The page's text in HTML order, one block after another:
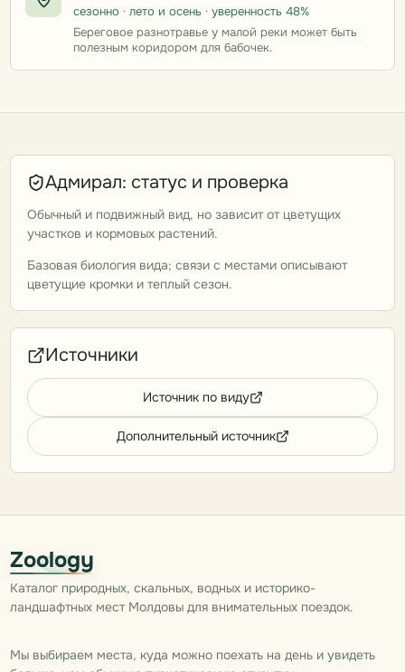
сезонно · лето и осень · уверенность 48%
Береговое разнотравье у малой реки может быть
полезным коридором для бабочек.
Адмирал: статус и проверка
Обычный и подвижный вид, но зависит от цветущих
участков и кормовых растений.
Базовая биология вида; связи с местами описывают
цветущие кромки и теплый сезон.
Источники
Источник по виду
Дополнительный источник
Zoology
Каталог природных, скальных, водных и историко-
ландшафтных мест Молдовы для внимательных поездок.
Мы выбираем места, куда можно поехать на день и увидеть